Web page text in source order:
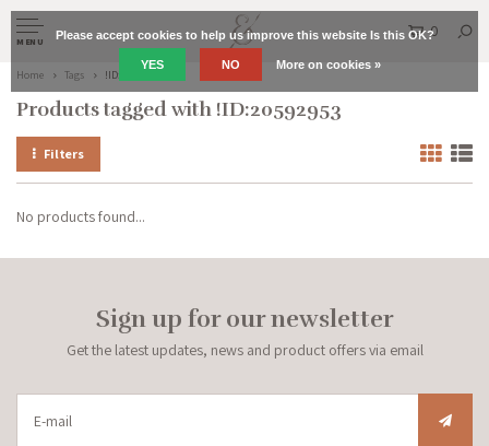
MENU
0
Home Tags !ID:20592953
Products tagged with !ID:20592953
Filters
No products found...
Sign up for our newsletter
Get the latest updates, news and product offers via email
Please accept cookies to help us improve this website Is this OK?
YES NO More on cookies »